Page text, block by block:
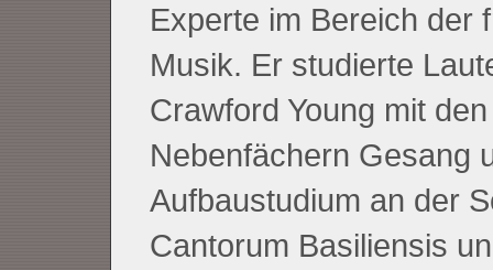
Experte im Bereich der
Musik. Er studierte
Crawford Young mit den
Nebenfächern Gesang
Aufbaustudium an der
Cantorum Basiliensis